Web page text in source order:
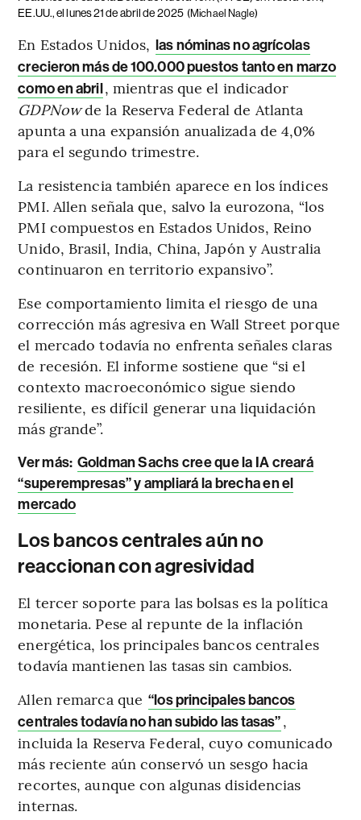
EE.UU., el lunes 21 de abril de 2025 (Michael Nagle)
En Estados Unidos, las nóminas no agrícolas
crecieron más de 100.000 puestos tanto en marzo
como en abril, mientras que el indicador
GDPNowde la Reserva Federal de Atlanta
apunta a una expansión anualizada de 4,0%
para el segundo trimestre.
La resistencia también aparece en los índices
PMI. Allen señala que, salvo la eurozona, “los
PMI compuestos en Estados Unidos, Reino
Unido, Brasil, India, China, Japón y Australia
continuaron en territorio expansivo”.
Ese comportamiento limita el riesgo de una
corrección más agresiva en Wall Street porque
el mercado todavía no enfrenta señales claras
de recesión. El informe sostiene que “si el
contexto macroeconómico sigue siendo
resiliente, es difícil generar una liquidación
más grande”.
Ver más: Goldman Sachs cree que la IA creará
“superempresas” y ampliará la brecha en el
mercado
Los bancos centrales aún no
reaccionan con agresividad
El tercer soporte para las bolsas es la política
monetaria. Pese al repunte de la inflación
energética, los principales bancos centrales
todavía mantienen las tasas sin cambios.
Allen remarca que “los principales bancos
centrales todavía no han subido las tasas”,
incluida la Reserva Federal, cuyo comunicado
más reciente aún conservó un sesgo hacia
recortes, aunque con algunas disidencias
internas.